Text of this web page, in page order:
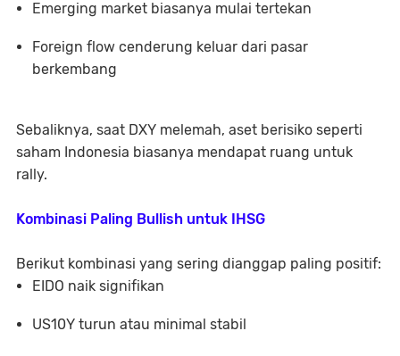
Emerging market biasanya mulai tertekan
Foreign flow cenderung keluar dari pasar
berkembang
Sebaliknya, saat DXY melemah, aset berisiko seperti
saham Indonesia biasanya mendapat ruang untuk
rally.
Kombinasi Paling Bullish untuk IHSG
Berikut kombinasi yang sering dianggap paling positif:
EIDO naik signifikan
US10Y turun atau minimal stabil